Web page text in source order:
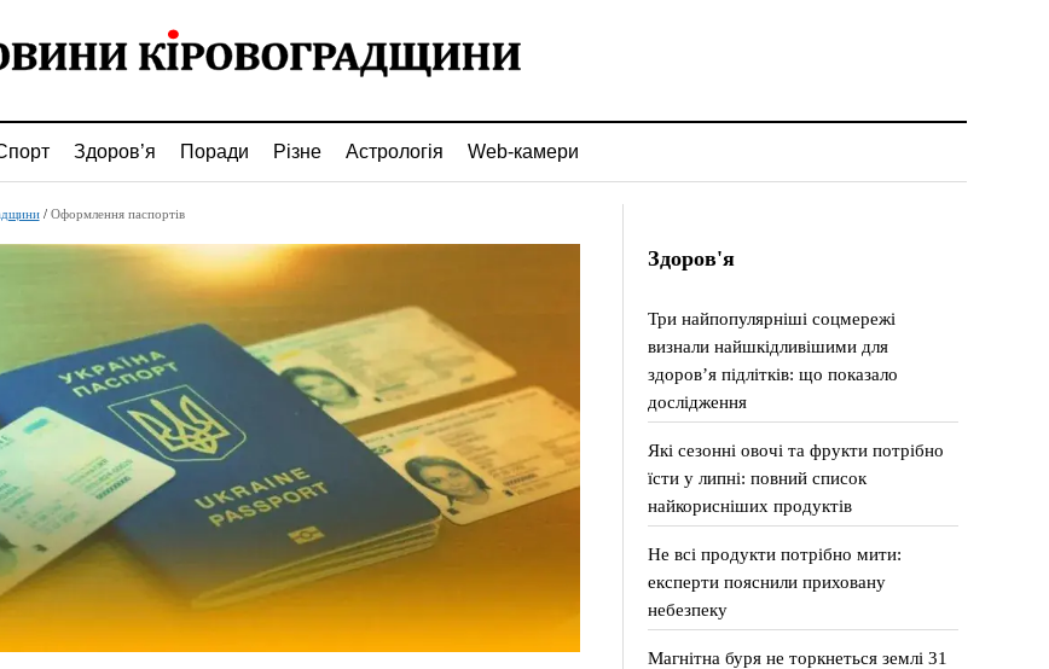
Здоров’я Поради Різне Астрологія Web-камери
/ Оформлення паспортів
Здоров'я
Три найпопулярніші соцмережі
визнали найшкідливішими для
здоров’я підлітків: що показало
дослідження
Які сезонні овочі та фрукти потрібно
їсти у липні: повний список
найкорисніших продуктів
Не всі продукти потрібно мити:
експерти пояснили приховану
небезпеку
Магнітна буря не торкнеться землі 31